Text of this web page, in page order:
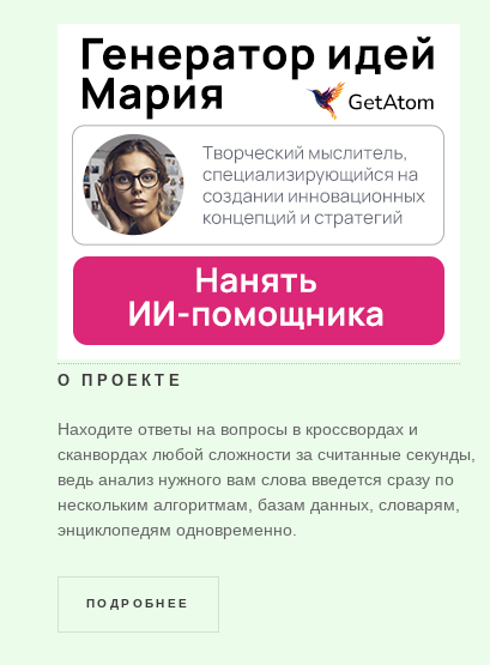
О ПРОЕКТЕ
Находите ответы на вопросы в кроссвордах и
сканвордах любой сложности за считанные секунды,
ведь анализ нужного вам слова введется сразу по
нескольким алгоритмам, базам данных, словарям,
энциклопедям одновременно.
ПОДРОБНЕЕ